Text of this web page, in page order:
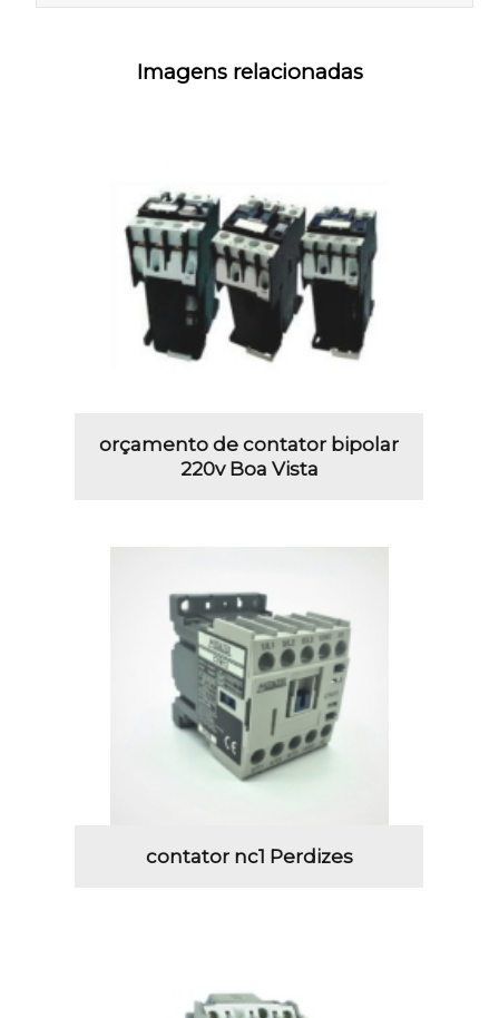
Imagens relacionadas
orçamento de contator bipolar
220v Boa Vista
contator nc1 Perdizes